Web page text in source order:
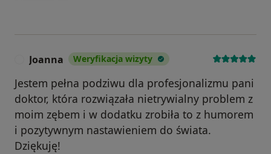
Joanna Weryfikacja wizyty
Jestem pełna podziwu dla profesjonalizmu pani
doktor, która rozwiązała nietrywialny problem z
moim zębem i w dodatku zrobiła to z humorem
i pozytywnym nastawieniem do świata.
Dziękuję!